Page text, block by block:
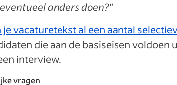
anders doen?”
vacaturetekst al een aantal
die aan de basiseisen voldoen
interview.
vragen